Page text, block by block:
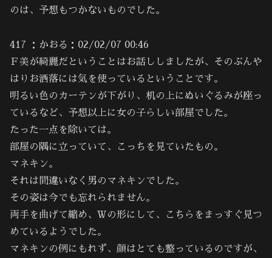
のは、予想もつかないものでした。
417 ：かおる：02/02/07 00:46
Ｆ美が綺麗だということはお話ししましたが、そのぶんや
はりお洒落には気を使っているということです。
明るい色のカーテンが下がり、机の上にぬいぐるみが座っ
ているなど、予想以上に女の子らしい部屋でした。
たった一点を除いては。
部屋の隅に立っていて、こっちを見ていたもの。
マネキン。
それは間違いなく男のマネキンでした。
その姿は今でも忘れられません。
両手を曲げて縮め、Ｗの形にして、こちらをまっすぐ見つ
めているようでした。
マネキンの例にもれず、顔はとても整っているのですが、